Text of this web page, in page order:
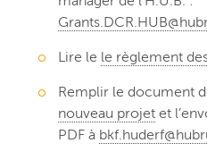
Lire le le règlement
Remplir le document
nouveau projet et
PDF à